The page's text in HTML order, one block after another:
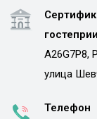
A26G7P8,
улица
Телефон